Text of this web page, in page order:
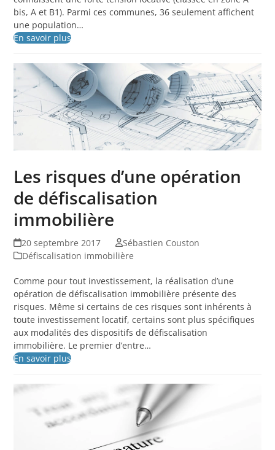
bis, A et B1). Parmi ces communes, 36 seulement affichent
une population…
En savoir plus
Les risques d’une opération
de défiscalisation
immobilière
20 septembre 2017
Sébastien Couston
Défiscalisation immobilière
Comme pour tout investissement, la réalisation d’une
opération de défiscalisation immobilière présente des
risques. Même si certains de ces risques sont inhérents à
toute investissement locatif, certains sont plus spécifiques
aux modalités des dispositifs de défiscalisation
immobilière. Le premier d’entre…
En savoir plus